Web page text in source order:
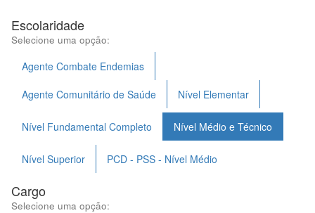
Escolaridade
Selecione uma opção:
Agente Combate Endemias
Agente Comunitário de Saúde
Nível Elementar
Nível Fundamental Completo Nível Médio e Técnico
Nível Superior PCD - PSS - Nível Médio
Cargo
Selecione uma opção: